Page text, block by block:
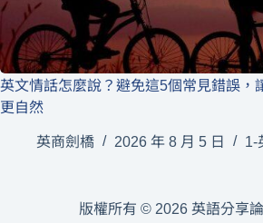
英文情話怎麼說？避免這5個常見錯誤，
更自然
英商劍橋 2026 年 8 月 5 日 1-
版權所有 © 2026 英語分享